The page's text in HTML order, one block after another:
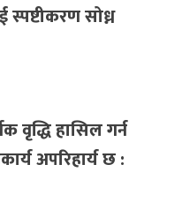
स्पष्टीकरण सोध्न
वृद्धि हासिल गर्न
अपरिहार्य छ :